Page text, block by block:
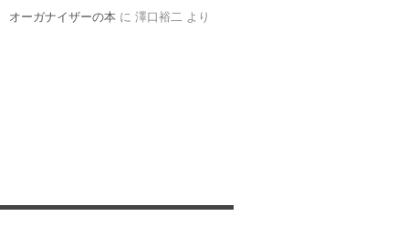
オーガナイザーの本 に 澤口裕二 より